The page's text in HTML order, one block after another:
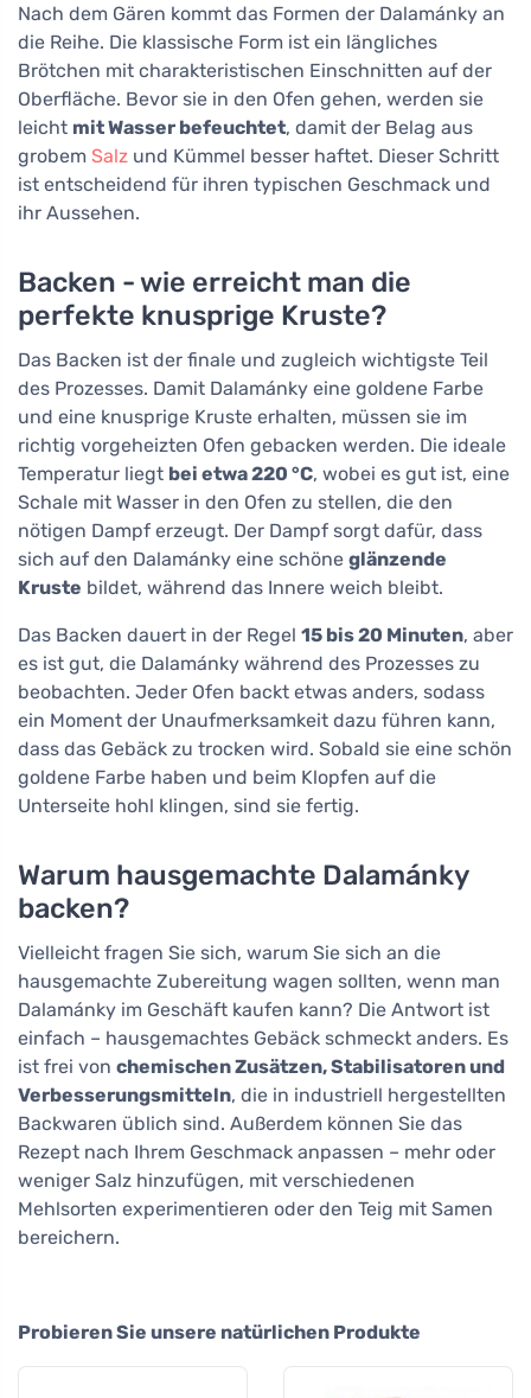
Nach dem Gären kommt das Formen der Dalamánky an
die Reihe. Die klassische Form ist ein längliches
Brötchen mit charakteristischen Einschnitten auf der
Oberfläche. Bevor sie in den Ofen gehen, werden sie
leicht mit Wasser befeuchtet, damit der Belag aus
grobem Salz und Kümmel besser haftet. Dieser Schritt
ist entscheidend für ihren typischen Geschmack und
ihr Aussehen.
Backen - wie erreicht man die
perfekte knusprige Kruste?
Das Backen ist der finale und zugleich wichtigste Teil
des Prozesses. Damit Dalamánky eine goldene Farbe
und eine knusprige Kruste erhalten, müssen sie im
richtig vorgeheizten Ofen gebacken werden. Die ideale
Temperatur liegt bei etwa 220 °C, wobei es gut ist, eine
Schale mit Wasser in den Ofen zu stellen, die den
nötigen Dampf erzeugt. Der Dampf sorgt dafür, dass
sich auf den Dalamánky eine schöne glänzende
Kruste bildet, während das Innere weich bleibt.
Das Backen dauert in der Regel 15 bis 20 Minuten, aber
es ist gut, die Dalamánky während des Prozesses zu
beobachten. Jeder Ofen backt etwas anders, sodass
ein Moment der Unaufmerksamkeit dazu führen kann,
dass das Gebäck zu trocken wird. Sobald sie eine schön
goldene Farbe haben und beim Klopfen auf die
Unterseite hohl klingen, sind sie fertig.
Warum hausgemachte Dalamánky
backen?
Vielleicht fragen Sie sich, warum Sie sich an die
hausgemachte Zubereitung wagen sollten, wenn man
Dalamánky im Geschäft kaufen kann? Die Antwort ist
einfach – hausgemachtes Gebäck schmeckt anders. Es
ist frei von chemischen Zusätzen, Stabilisatoren und
Verbesserungsmitteln, die in industriell hergestellten
Backwaren üblich sind. Außerdem können Sie das
Rezept nach Ihrem Geschmack anpassen – mehr oder
weniger Salz hinzufügen, mit verschiedenen
Mehlsorten experimentieren oder den Teig mit Samen
bereichern.
Probieren Sie unsere natürlichen Produkte